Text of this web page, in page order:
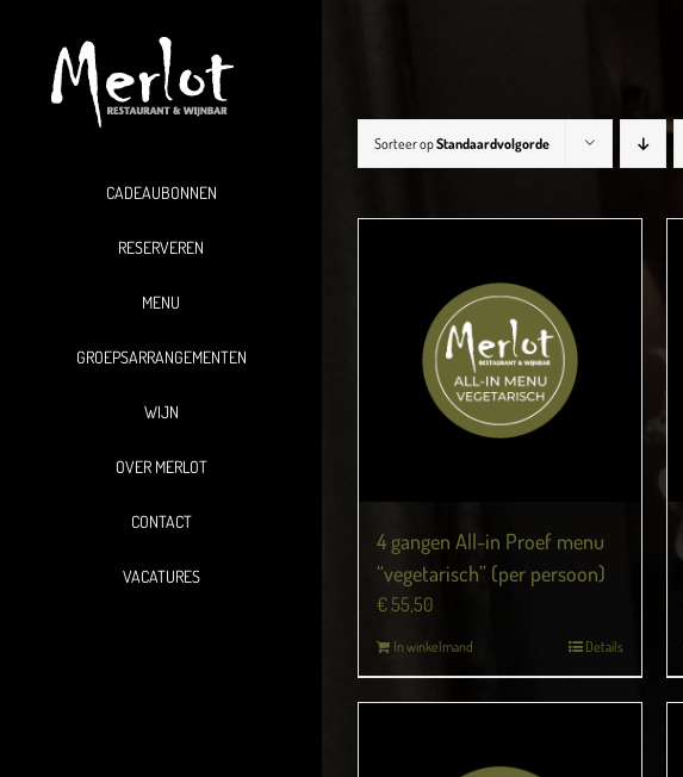
CADEAUBONNEN
RESERVEREN
MENU
GROEPSARRANGEMENTEN
WIJN
OVER MERLOT
CONTACT
VACATURES
Sorteer opStandaardvolgorde
4 gangen All-in Proef menu
“vegetarisch” (per persoon)
€55,50
In winkelmand Details